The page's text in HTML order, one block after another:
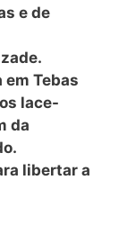
e de
Tebas
lace-
da
libertar a